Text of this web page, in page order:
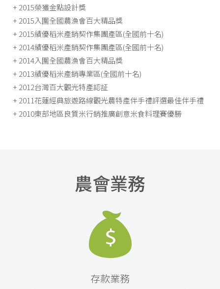
+ 2015榮獲金點設計獎
+ 2015入圍全國農漁會百大精品獎
+ 2015績優稻米產銷契作集團產區(全國前十名)
+ 2014績優稻米產銷契作集團產區(全國前十名)
+ 2014入圍全國農漁會百大精品獎
+ 2013績優稻米產銷專業區(全國前十名)
+ 2012台灣百大觀光特產認証
+ 2011花蓮經典旅遊路線觀光農特產伴手禮評選最佳伴手禮
+ 2010東部地區良質米行銷推廣創意米食料理賽優勝
農會業務
存款業務